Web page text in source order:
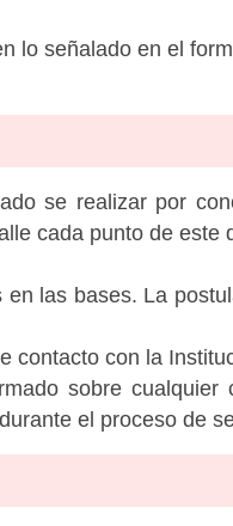
lo señalado en el
se realizar por
cada punto de
las bases. La
contacto con la
sobre cualquier
el proceso de